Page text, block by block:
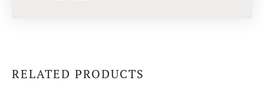
RELATED PRODUCTS